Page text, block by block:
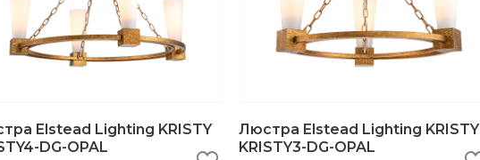
Elstead Lighting KRISTY
DG-OPAL
Люстра Elstead Lighting KRISTY
KRISTY3-DG-OPAL